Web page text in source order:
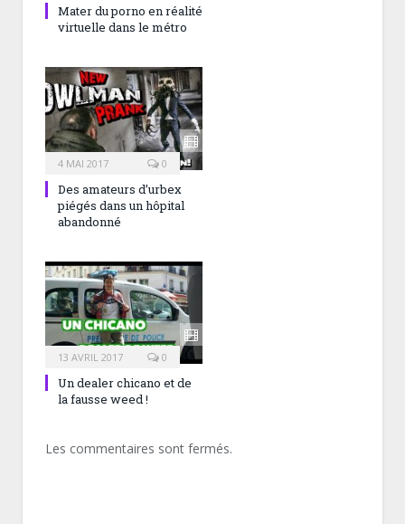
Mater du porno en réalité
virtuelle dans le métro
4 MAI 2017 0
Des amateurs d’urbex
piégés dans un hôpital
abandonné
13 AVRIL 2017 0
Un dealer chicano et de
la fausse weed !
Les commentaires sont fermés.